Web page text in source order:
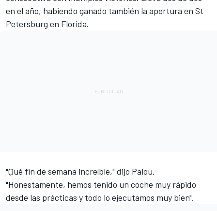
en el año, habiendo ganado también la apertura en St
Petersburg en Florida.
"Qué fin de semana increíble," dijo Palou.
"Honestamente, hemos tenido un coche muy rápido
desde las prácticas y todo lo ejecutamos muy bien".